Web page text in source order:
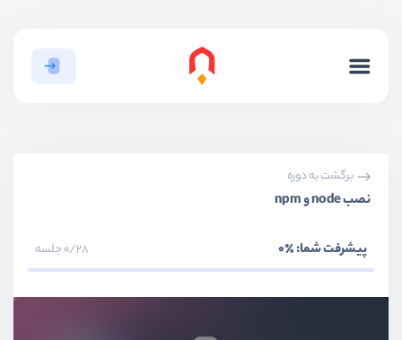
برگشت به دوره
نصب node و npm
پیشرفت شما:٪0 0/28 جلسه